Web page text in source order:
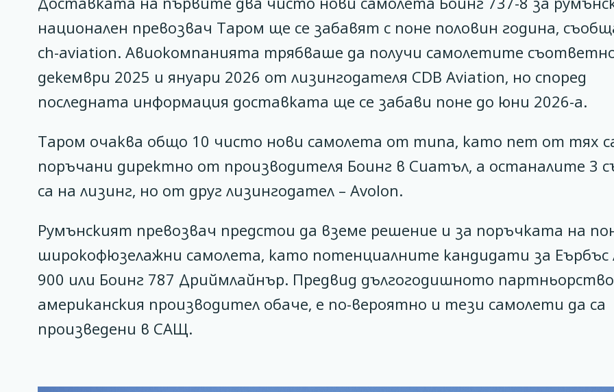
национален превозвач Таром ще се забавят с поне половин година,
ch-aviation. Авиокомпанията трябваше да получи самолетите
декември 2025 и януари 2026 от лизингодателя CDB Aviation, но според
последната информация доставката ще се забави поне до юни 2026-а.
Таром очаква общо 10 чисто нови самолета от типа, като пет от тях
поръчани директно от производителя Боинг в Сиатъл, а останалите 3
са на лизинг, но от друг лизингодател – Avolon.
Румънският превозвач предстои да вземе решение и за поръчката на
широкофюзелажни самолета, като потенциалните кандидати за Еърбъс
900 или Боинг 787 Дриймлайнър. Предвид дългогодишното
американския производител обаче, е по-вероятно и тези самолети да са
произведени в САЩ.